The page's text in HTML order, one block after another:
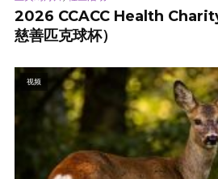
2026 CCACC Health
慈善匹克球杯）
视频